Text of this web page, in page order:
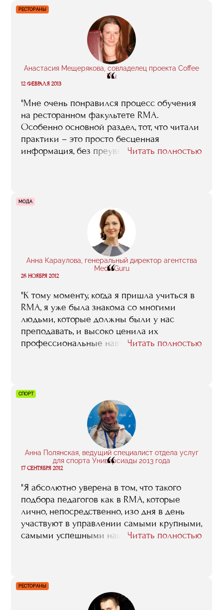
которые проводились на разных
площадках. Запомнились поездки в Санкт-
Петербург на церемонию вручения премии
Сергея Курехина и в Германию на
Берлинскую биеннале"
РЕСТОРАНЫ
Анастасия Мещерякова, совладелец проекта Coffee
Piu
“
12 ФЕВРАЛЯ 2013
"Мне очень понравился процесс обучения
на ресторанном факультете RMA.
Особенно основной раздел, тот, что читали
практики – это просто бесценная
информация, без преувеличения. Именно
работая с живыми проектами, в книжках
такого не вычитаешь"
Читать полностью
МОДА
Анна Караулова, генеральный директор агентства
MediaGuru
“
26 НОЯБРЯ 2012
"К тому моменту, когда я пришла учиться в
RMA, я уже была знакома со многими
людьми, которые должны были у нас
преподавать, и высоко ценила их
профессиональные навыки. Конечно, тогда
людьми, которые сейчас учатся на
факультете или недавно его закончили, то
слышу впечатления отличные от тех,
которые когда-то озвучивала я. В такие
моменты я искренне рада за RMA"
Читать полностью
СПОРТ
Анна Полянская, ведущий специалист отдела услуг
для спорта Универсиады 2013 года
“
17 СЕНТЯБРЯ 2012
"Я абсолютно уверена в том, что такого
подбора педагогов как в RMA, которые
лично, непосредственно, изо дня в день
участвуют в управлении самыми крупными,
самыми успешными нашими – да и не
эти люди способны передать, их и
получить-то больше негде..."
Читать полностью
РЕСТОРАНЫ